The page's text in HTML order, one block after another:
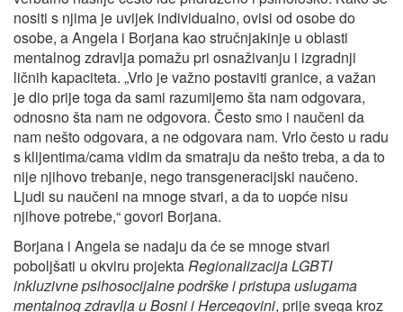
nositi s njima je uvijek individualno, ovisi od osobe do
osobe, a Angela i Borjana kao stručnjakinje u oblasti
mentalnog zdravlja pomažu pri osnaživanju i izgradnji
ličnih kapaciteta. „Vrlo je važno postaviti granice, a važan
je dio prije toga da sami razumijemo šta nam odgovara,
odnosno šta nam ne odgovora. Često smo i naučeni da
nam nešto odgovara, a ne odgovara nam. Vrlo često u radu
s klijentima/cama vidim da smatraju da nešto treba, a da to
nije njihovo trebanje, nego transgeneracijski naučeno.
Ljudi su naučeni na mnoge stvari, a da to uopće nisu
njihove potrebe,“ govori Borjana.
Borjana i Angela se nadaju da će se mnoge stvari
poboljšati u okviru projektaRegionalizacija LGBTI
inkluzivne psihosocijalne podrške i pristupa uslugama
mentalnog zdravlja u Bosni i Hercegovini, prije svega kroz